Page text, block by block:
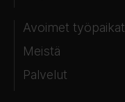
Avoimet työpaikat
Meistä
Palvelut